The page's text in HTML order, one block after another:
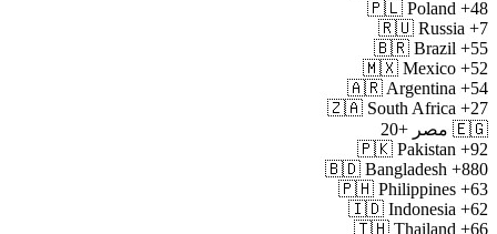
🇵🇱 Poland +48
🇷🇺 Russia +7
🇧🇷 Brazil +55
🇲🇽 Mexico +52
🇦🇷 Argentina +54
🇿🇦 South Africa +27
🇪🇬 مصر +20
🇵🇰 Pakistan +92
🇧🇩 Bangladesh +880
🇵🇭 Philippines +63
🇮🇩 Indonesia +62
🇹🇭 Thailand +66